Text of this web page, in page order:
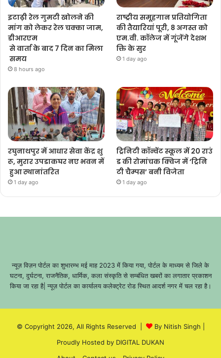
इटाढ़ी रेल गुमटी खोलने की
मांग को लेकर रेल चक्का जाम,
डीआरएम
से वार्ता के बाद 7 दिन का मिला
समय
8 hours ago
राष्ट्रीय समूहगान प्रतियोगिता
की तैयारियां पूरी, 8 अगस्त को
एम.वी. कॉलेज में गूंजेंगे देशभ
क्ति के सुर
1 day ago
रघुनाथपुर में आधार सेवा केंद्र शु
रू, मुरार उपडाकघर नए भवन में
हुआ स्थानांतरित
1 day ago
ट्रिनिटी कॉन्वेंट स्कूल में 20 राउं
ड की रोमांचक क्विज में ‘ट्रिनि
टी चैम्पस’ बनी विजेता
1 day ago
न्यूज़ विज़न पोर्टल का शुभारम्भ मई माह 2023 में किया गया, पोर्टल के माध्यम से जिले के
घटना, दुर्घटना, राजनैतिक, धार्मिक, कला संस्कृति से सम्बंधित खबरों का लगातार प्रकाशन
किया जा रहा है| न्यूज़ पोर्टल का कार्यालय कलेक्ट्रेट रोड स्थित आदर्श नगर में चल रहा है।
© Copyright 2026, All Rights Reserved | By Nitish Singh
Proudly Hosted by DIGITAL DUKAN